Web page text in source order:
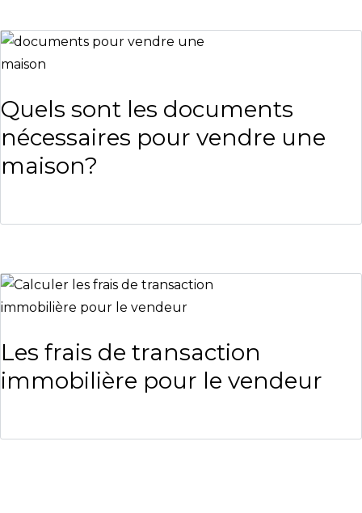
Quels sont les documents
nécessaires pour vendre une
maison?
Les frais de transaction
immobilière pour le vendeur